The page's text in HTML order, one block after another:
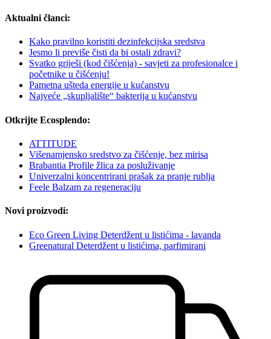
Aktualni članci:
Kako pravilno koristiti dezinfekcijska sredstva
Jesmo li previše čisti da bi ostali zdravi?
Svatko griješi (kod čišćenja) - savjeti za profesionalce i
početnike u čišćenju!
Pametna ušteda energije u kućanstvu
Najveće „skupljalište“ bakterija u kućanstvu
Otkrijte Ecosplendo:
ATTITUDE
Višenamjensko sredstvo za čišćenje, bez mirisa
Brabantia Profile žlica za posluživanje
Univerzalni koncentrirani prašak za pranje rublja
Feele Balzam za regeneraciju
Novi proizvodi:
Eco Green Living Deterdžent u listićima - lavanda
Greenatural Deterdžent u listićima, parfimirani